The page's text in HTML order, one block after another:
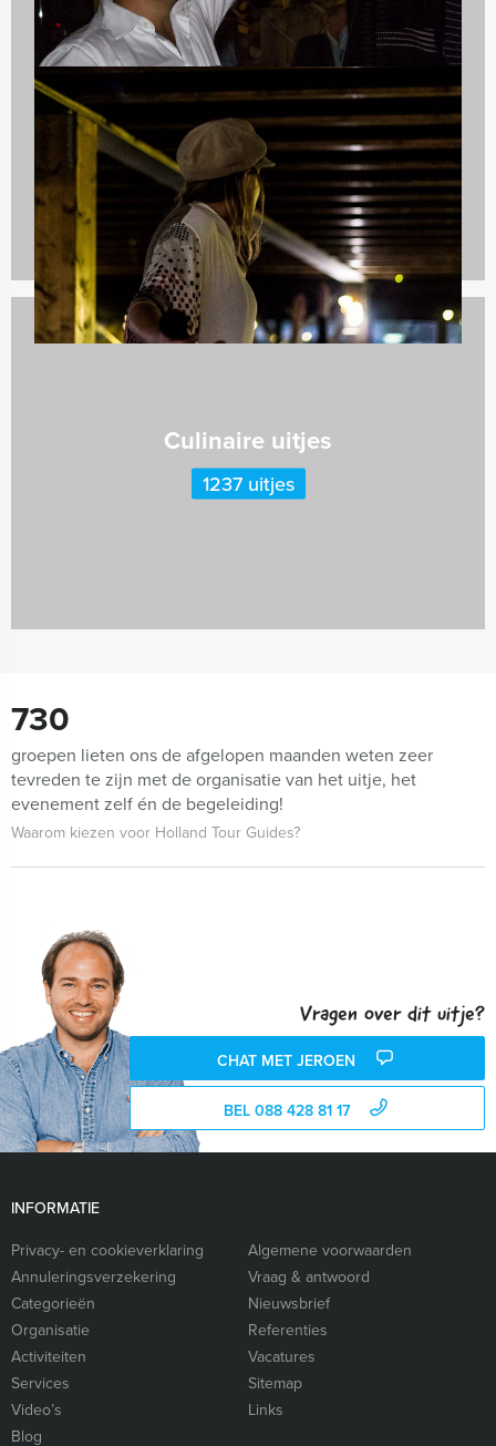
Avondarrangementen
846 uitjes
Culinaire uitjes
1237 uitjes
730
groepen lieten ons de afgelopen maanden weten zeer
tevreden te zijn met de organisatie van het uitje, het
evenement zelf én de begeleiding!
Waarom kiezen voor Holland Tour Guides?
Vragen over dit uitje?
CHAT MET JEROEN
BEL 088 428 81 17
INFORMATIE
Privacy- en cookieverklaring
Algemene voorwaarden
Annuleringsverzekering
Vraag & antwoord
Categorieën
Nieuwsbrief
Organisatie
Referenties
Activiteiten
Vacatures
Services
Sitemap
Video’s
Links
Blog